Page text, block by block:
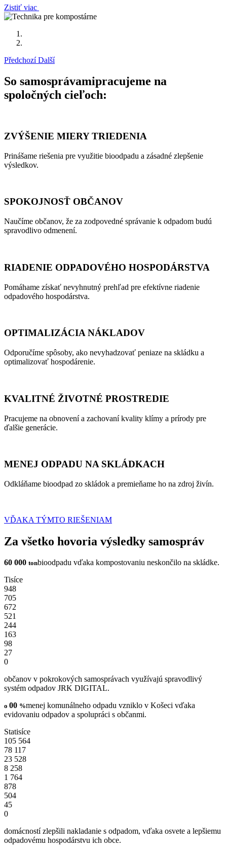
Zistiť viac
Předchozí Další
So samosprávamipracujeme na
spoločných cieľoch:
ZVÝŠENIE MIERY TRIEDENIA
Prinášame riešenia pre využitie bioodpadu a zásadné zlepšenie
výsledkov.
SPOKOJNOSŤ OBČANOV
Naučíme občanov, že za zodpovedné správanie k odpadom budú
spravodlivo odmenení.
RIADENIE ODPADOVÉHO HOSPODÁRSTVA
Pomáhame získať nevyhnutný prehľad pre efektívne riadenie
odpadového hospodárstva.
OPTIMALIZÁCIA NÁKLADOV
Odporučíme spôsoby, ako nevyhadzovať peniaze na skládku a
optimalizovať hospodárenie.
KVALITNÉ ŽIVOTNÉ PROSTREDIE
Pracujeme na obnovení a zachovaní kvality klímy a prírody pre
ďalšie generácie.
MENEJ ODPADU NA SKLÁDKACH
Odkláňame bioodpad zo skládok a premieňame ho na zdroj živín.
VĎAKA TÝMTO RIEŠENIAM
Za všetko hovoria výsledky samospráv
60 000 tonbioodpadu vďaka kompostovaniu neskončilo na skládke.
Tisíce
948
705
672
521
244
163
98
27
0
občanov v pokrokových samosprávach využívajú spravodlivý
systém odpadov JRK DIGITAL.
o 00 %menej komunálneho odpadu vzniklo v Košeci vďaka
evidovaniu odpadov a spolupráci s občanmi.
Statisíce
105 564
78 117
23 528
8 258
1 764
878
504
45
0
domácností zlepšili nakladanie s odpadom, vďaka osvete a lepšiemu
odpadovému hospodárstvu ich obce.